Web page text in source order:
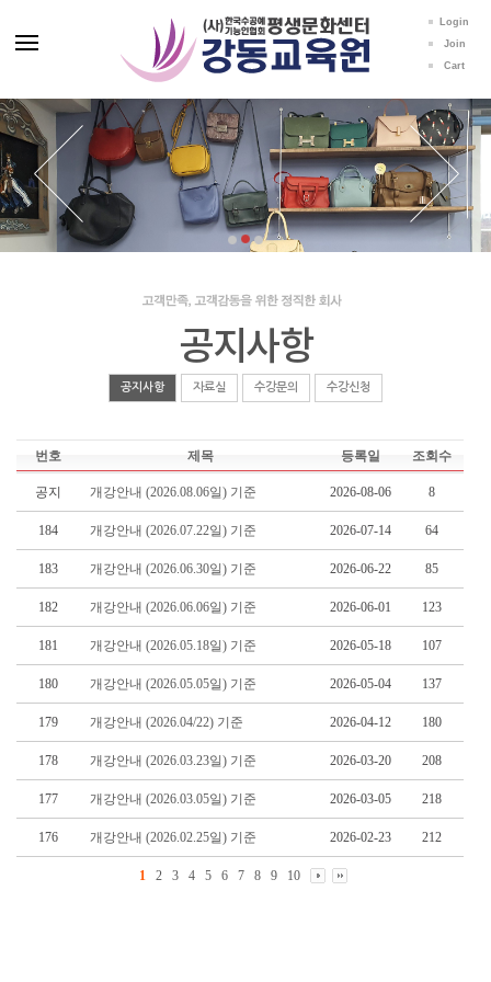
Login
Join
Cart
공지사항
공지사항 자료실 수강문의 수강신청
번호 제목 등록일 조회수
공지 개강안내 (2026.08.06일) 기준 2026-08-06 8
184 개강안내 (2026.07.22일) 기준 2026-07-14 64
183 개강안내 (2026.06.30일) 기준 2026-06-22 85
182 개강안내 (2026.06.06일) 기준 2026-06-01 123
181 개강안내 (2026.05.18일) 기준 2026-05-18 107
180 개강안내 (2026.05.05일) 기준 2026-05-04 137
179 개강안내 (2026.04/22) 기준 2026-04-12 180
178 개강안내 (2026.03.23일) 기준 2026-03-20 208
177 개강안내 (2026.03.05일) 기준 2026-03-05 218
176 개강안내 (2026.02.25일) 기준 2026-02-23 212
1 2 3 4 5 6 7 8 9 10